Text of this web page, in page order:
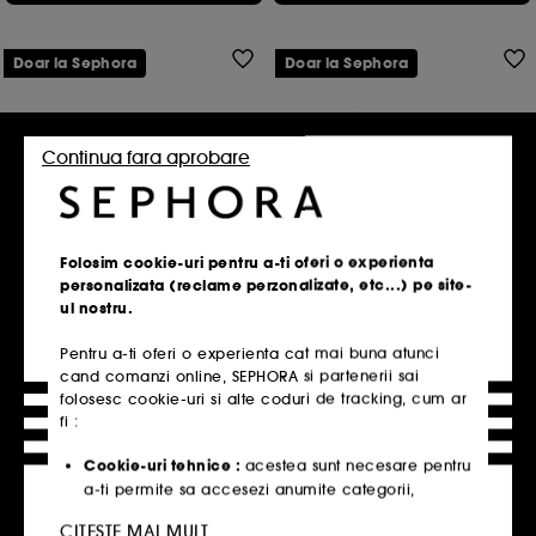
NATASHA DENONA
Mini Xenon
Paleta farduri de pleoape
151
3.875,00 Lei /100g
Adauga in cos
Doar la Sephora
NATASHA DENONA
Eye Sculpt Texture and Tone
Palette
485,00 Lei
2.266,36 Lei /100g
2 variante disponibile
Adauga in cos
Doar la Sephora
Folosim cookie-uri pentru a-ti oferi o experienta
personalizata (reclame perzonalizate, etc...) pe site-
ul nostru.
Pentru a-ti oferi o experienta cat mai buna atunci
cand comanzi online, SEPHORA si partenerii sai
folosesc cookie-uri si alte coduri de tracking, cum ar
fi :
Cookie-uri tehnice : acestea sunt necesare pentru
a-ti permite sa accesezi anumite categorii,
Continua fara aprobare
CITESTE MAI MULT